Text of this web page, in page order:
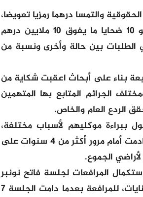
والتمسا درهما رمزيا تعويضا،
فيما بلغ مجموع الطلبات المدنية المقدمة من طرف نحو 10 ضحايا ما يفوق 10 ملايين درهم
بين حالة وأخرى ونسبة من
بناء على أبحاث اعقبت شكاية من
الجرائم المتابع بها المتهمين
الردع العام والخاص.
ببراءة موكليهم لأسباب مختلفة،
وبعضهم دفع بالقول بالتقادم لأن الجنح المتابعين بها تقادمت أمام مرور أكثر من 4 سنوات على
الجموع.
المرافعات لجلسة فاتح نونبر
المقبل، لإتاحة الفرصة لمحامين ينوبون عن المتابعين بجنايات، للمرافعة بعدما دامت الجلسة 7